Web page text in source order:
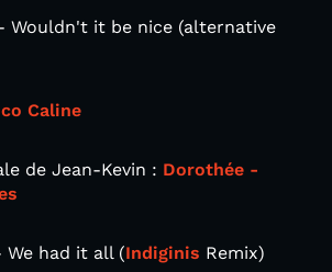
Wouldn't it be nice (alternative
Caline
de Jean-Kevin : Dorothée -
We had it all (Indiginis Remix)